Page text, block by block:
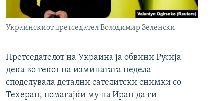
Украинскиот претседател Володимир Зеленски
Претседателот на Украина ја обвини Русија
дека во текот на изминатата недела
споделувала детални сателитски снимки со
Техеран, помагајќи му на Иран да ги